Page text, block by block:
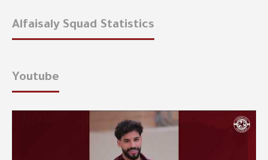
Alfaisaly Squad Statistics
Youtube